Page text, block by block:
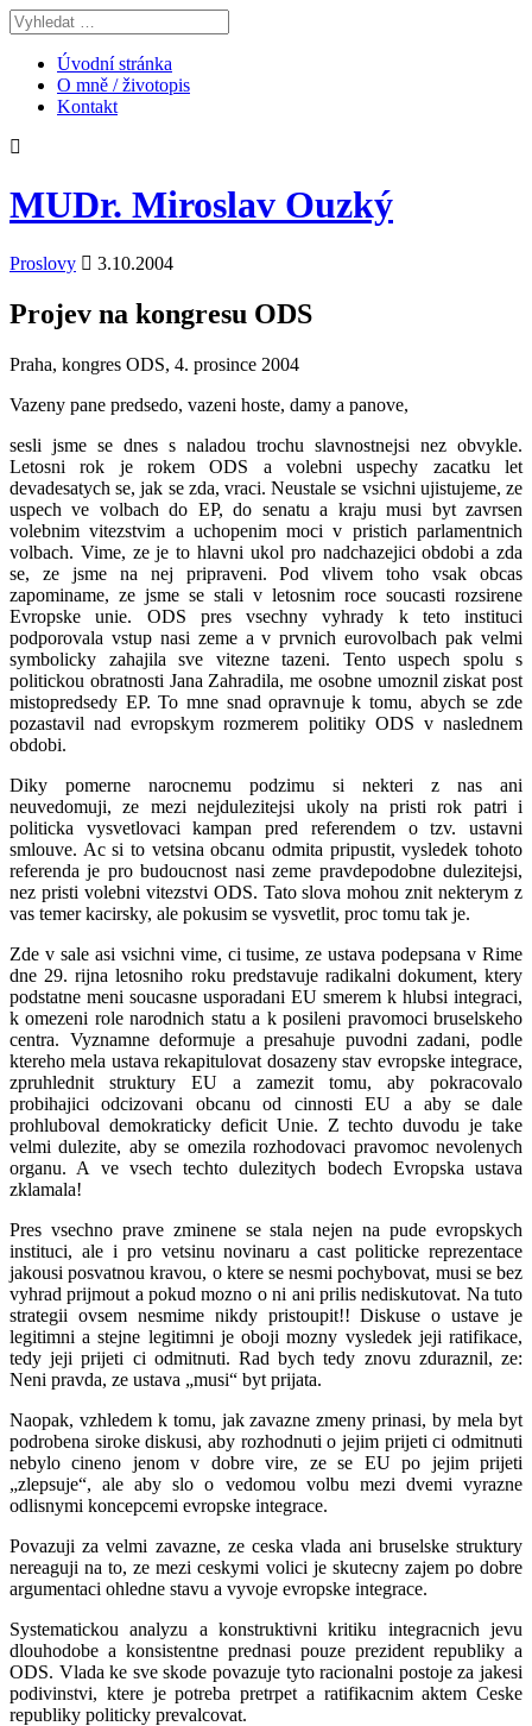
Úvodní stránka
O mně / životopis
Kontakt
MUDr. Miroslav Ouzký
Proslovy 3.10.2004
Projev na kongresu ODS
Praha, kongres ODS, 4. prosince 2004
Vazeny pane predsedo, vazeni hoste, damy a panove,
sesli jsme se dnes s naladou trochu slavnostnejsi nez obvykle.
Letosni rok je rokem ODS a volebni uspechy zacatku let
devadesatych se, jak se zda, vraci. Neustale se vsichni ujistujeme, ze
uspech ve volbach do EP, do senatu a kraju musi byt zavrsen
volebnim vitezstvim a uchopenim moci v pristich parlamentnich
volbach. Vime, ze je to hlavni ukol pro nadchazejici obdobi a zda
se, ze jsme na nej pripraveni. Pod vlivem toho vsak obcas
zapominame, ze jsme se stali v letosnim roce soucasti rozsirene
Evropske unie. ODS pres vsechny vyhrady k teto instituci
podporovala vstup nasi zeme a v prvnich eurovolbach pak velmi
symbolicky zahajila sve vitezne tazeni. Tento uspech spolu s
politickou obratnosti Jana Zahradila, me osobne umoznil ziskat post
mistopredsedy EP. To mne snad opravnuje k tomu, abych se zde
pozastavil nad evropskym rozmerem politiky ODS v naslednem
obdobi.
Diky pomerne narocnemu podzimu si nekteri z nas ani
neuvedomuji, ze mezi nejdulezitejsi ukoly na pristi rok patri i
politicka vysvetlovaci kampan pred referendem o tzv. ustavni
smlouve. Ac si to vetsina obcanu odmita pripustit, vysledek tohoto
referenda je pro budoucnost nasi zeme pravdepodobne dulezitejsi,
nez pristi volebni vitezstvi ODS. Tato slova mohou znit nekterym z
vas temer kacirsky, ale pokusim se vysvetlit, proc tomu tak je.
Zde v sale asi vsichni vime, ci tusime, ze ustava podepsana v Rime
dne 29. rijna letosniho roku predstavuje radikalni dokument, ktery
podstatne meni soucasne usporadani EU smerem k hlubsi integraci,
k omezeni role narodnich statu a k posileni pravomoci bruselskeho
centra. Vyznamne deformuje a presahuje puvodni zadani, podle
ktereho mela ustava rekapitulovat dosazeny stav evropske integrace,
zpruhlednit struktury EU a zamezit tomu, aby pokracovalo
probihajici odcizovani obcanu od cinnosti EU a aby se dale
prohluboval demokraticky deficit Unie. Z techto duvodu je take
velmi dulezite, aby se omezila rozhodovaci pravomoc nevolenych
organu. A ve vsech techto dulezitych bodech Evropska ustava
zklamala!
Pres vsechno prave zminene se stala nejen na pude evropskych
instituci, ale i pro vetsinu novinaru a cast politicke reprezentace
jakousi posvatnou kravou, o ktere se nesmi pochybovat, musi se bez
vyhrad prijmout a pokud mozno o ni ani prilis nediskutovat. Na tuto
strategii ovsem nesmime nikdy pristoupit!! Diskuse o ustave je
legitimni a stejne legitimni je oboji mozny vysledek jeji ratifikace,
tedy jeji prijeti ci odmitnuti. Rad bych tedy znovu zduraznil, ze:
Neni pravda, ze ustava „musi“ byt prijata.
Naopak, vzhledem k tomu, jak zavazne zmeny prinasi, by mela byt
podrobena siroke diskusi, aby rozhodnuti o jejim prijeti ci odmitnuti
nebylo cineno jenom v dobre vire, ze se EU po jejim prijeti
„zlepsuje“, ale aby slo o vedomou volbu mezi dvemi vyrazne
odlisnymi koncepcemi evropske integrace.
Povazuji za velmi zavazne, ze ceska vlada ani bruselske struktury
nereaguji na to, ze mezi ceskymi volici je skutecny zajem po dobre
argumentaci ohledne stavu a vyvoje evropske integrace.
Systematickou analyzu a konstruktivni kritiku integracnich jevu
dlouhodobe a konsistentne prednasi pouze prezident republiky a
ODS. Vlada ke sve skode povazuje tyto racionalni postoje za jakesi
podivinstvi, ktere je potreba pretrpet a ratifikacnim aktem Ceske
republiky politicky prevalcovat.